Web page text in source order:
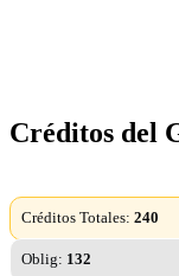
Créditos del
Créditos Totales: 240
Oblig: 132